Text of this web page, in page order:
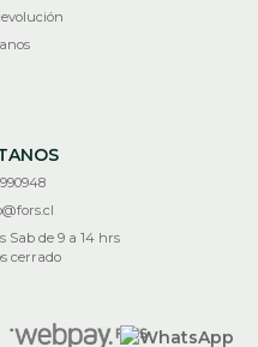
Sab de 9 a 14 hrs
cerrado